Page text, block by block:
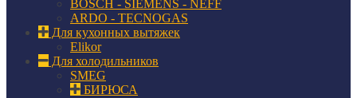
BOSCH - SIEMENS - NEFF
ARDO - TECNOGAS
Для кухонных вытяжек
Elikor
Для холодильников
SMEG
БИРЮСА